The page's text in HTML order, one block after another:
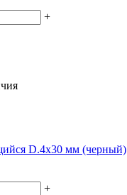
+
D.4х30 мм (черный)
+